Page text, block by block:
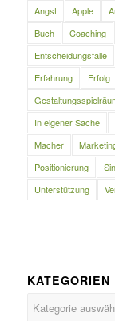
Angst Apple
Buch
Coaching
Entscheidungsfalle
Erfahrung
Erfolg
In eigener Sache
Macher
Positionierung
Unterstützung
KATEGORIEN